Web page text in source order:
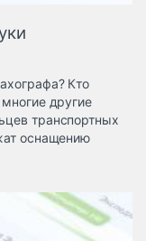
Кто
другие
транспортных
оснащению